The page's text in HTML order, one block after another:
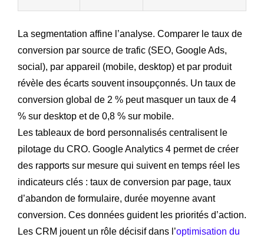
La segmentation affine l’analyse. Comparer le taux de
conversion par source de trafic (SEO, Google Ads,
social), par appareil (mobile, desktop) et par produit
révèle des écarts souvent insoupçonnés. Un taux de
conversion global de 2 % peut masquer un taux de 4
% sur desktop et de 0,8 % sur mobile.
Les tableaux de bord personnalisés centralisent le
pilotage du CRO. Google Analytics 4 permet de créer
des rapports sur mesure qui suivent en temps réel les
indicateurs clés : taux de conversion par page, taux
d’abandon de formulaire, durée moyenne avant
conversion. Ces données guident les priorités d’action.
Les CRM jouent un rôle décisif dans l’optimisation du